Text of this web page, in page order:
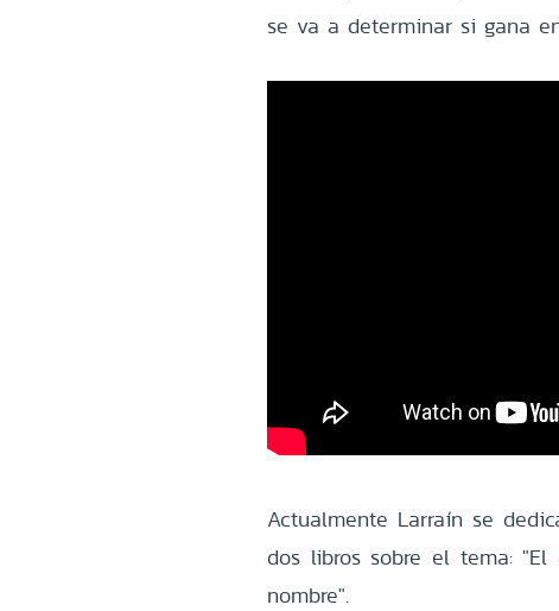
se va a determinar si gana
Actualmente Larraín se
dos libros sobre el tema:
nombre".